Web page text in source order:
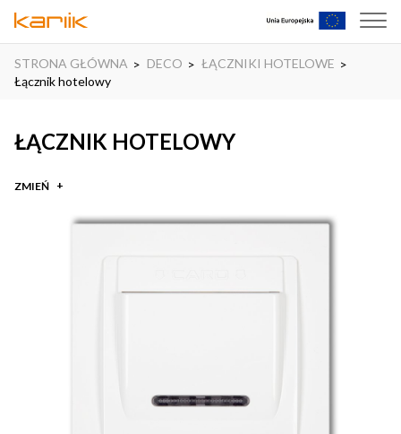
STRONA GŁÓWNA DECO
ŁĄCZNIKI HOTELOWE
Łącznik hotelowy
ŁĄCZNIK HOTELOWY
ZMIEŃ